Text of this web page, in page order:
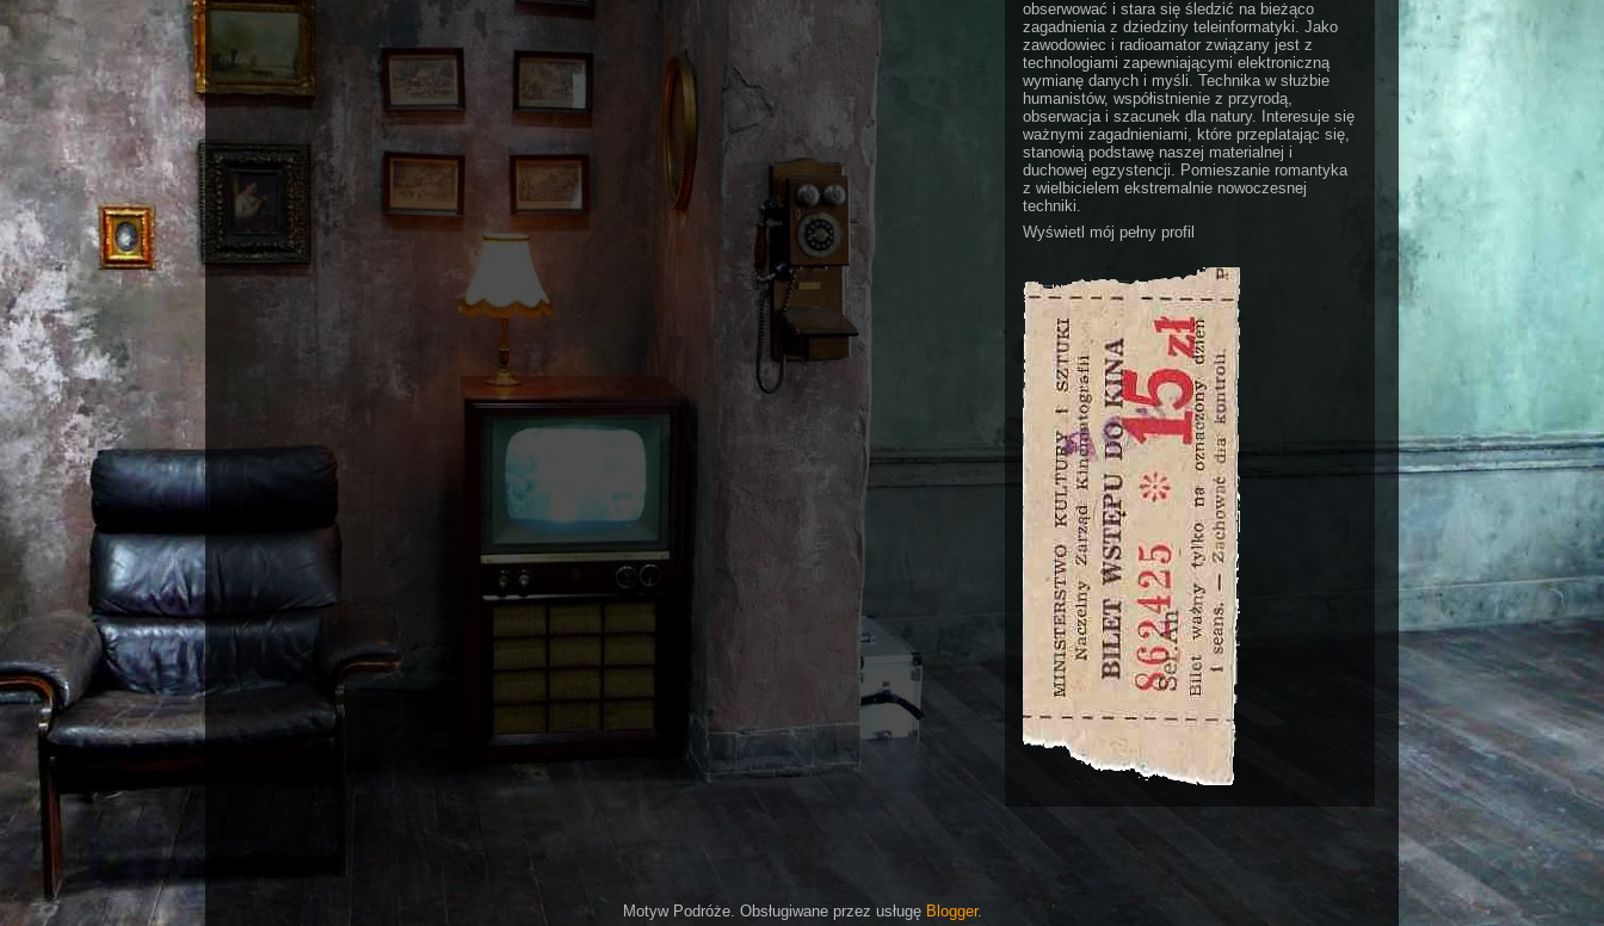
obserwować i stara się śledzić na bieżąco
zagadnienia z dziedziny teleinformatyki. Jako
zawodowiec i radioamator związany jest z
technologiami zapewniającymi elektroniczną
wymianę danych i myśli. Technika w służbie
humanistów, współistnienie z przyrodą,
obserwacja i szacunek dla natury. Interesuje się
ważnymi zagadnieniami, które przeplatając się,
stanowią podstawę naszej materialnej i
duchowej egzystencji. Pomieszanie romantyka
z wielbicielem ekstremalnie nowoczesnej
techniki.
Wyświetl mój pełny profil
Motyw Podróże. Obsługiwane przez usługę Blogger.